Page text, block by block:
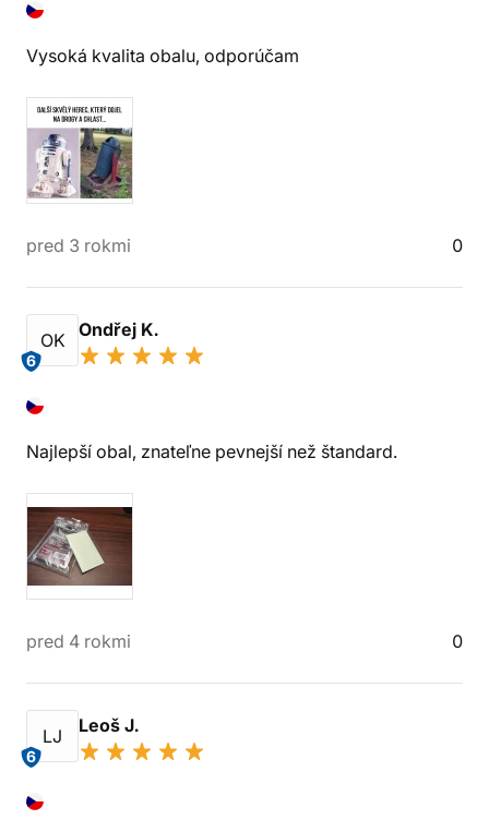
Vysoká kvalita obalu, odporúčam
pred 3 rokmi 0
OK
6
Ondřej K.
Najlepší obal, znateľne pevnejší než štandard.
pred 4 rokmi 0
LJ
6
Leoš J.